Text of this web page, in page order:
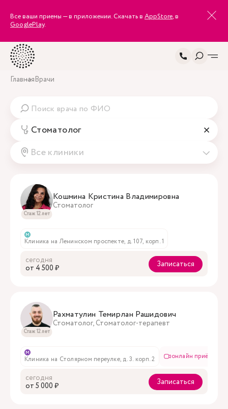
Все ваши приемы — в приложении. Скачать в AppStore, в
GooglePlay.
ГлавнаяВрачи
Стоматолог
Все клиники
Стаж 12 лет
Кошмина Кристина Владимировна
Стоматолог
м
Клиника на Ленинском проспекте, д. 107, корп. 1
сегодня
oт 4 500 ₽
Записаться
Стаж 12 лет
Рахматулин Темирлан Рашидович
Стоматолог, Стоматолог-терапевт
м
Клиника на Столярном переулке, д. 3. корп. 2
онлайн приём
сегодня
oт 5 000 ₽
Записаться